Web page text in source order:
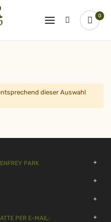
0
dieser Auswahl
PARK
PER E-MAIL: